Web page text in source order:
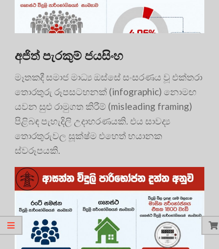
අජිත් පැරකුම් ජයසිංහ
මෑතකදී සමාජ මාධ්‍ය ඔස්සේ සංසරණය වූ එක්තරා
තොරතුරු රූපසටහනක් (infographic) නොමඟ
යවන සුළු රාමුගත කිරීම් (misleading framing)
පිළිබඳ පැහැදිලි උදාහරණයකි. එය සාවද්‍ය
තොරතුරුවල සූක්ෂ්ම එහෙත් භයානක
ස්වරූපයකි.